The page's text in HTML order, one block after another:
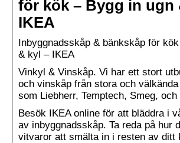
för kök – Bygg in ugn
IKEA
Inbyggnadsskåp & bänkskåp för
& kyl – IKEA
Vinkyl & Vinskåp. Vi har ett stort
och vinskåp från stora och
som Liebherr, Temptech, Smeg,
Besök IKEA online för att bläddra i
av inbyggnadsskåp. Ta reda på hur
vitvaror att smälta in i resten av ditt